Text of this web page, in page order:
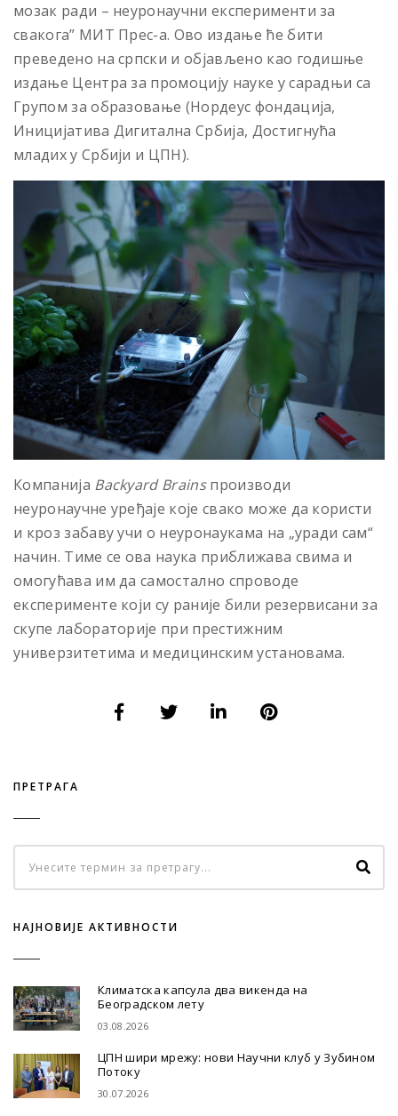
мозак ради – неуронаучни експерименти за
свакога” МИТ Прес-а. Ово издање ће бити
преведено на српски и објављено као годишње
издање Центра за промоцију науке у сарадњи са
Групом за образовање (Нордеус фондација,
Иницијатива Дигитална Србија, Достигнућа
младих у Србији и ЦПН).
Компанија BackyardBrainsпроизводи
неуронаучне уређаје које свако може да користи
и кроз забаву учи о неуронаукама на „уради сам“
начин. Тиме се ова наука приближава свима и
омогућава им да самостално спроводе
експерименте који су раније били резервисани за
скупе лабораторије при престижним
универзитетима и медицинским установама.
ПРЕТРАГА
НАЈНОВИЈЕ АКТИВНОСТИ
Климатска капсула два викенда на
Београдском лету
03.08.2026
ЦПН шири мрежу: нови Научни клуб у Зубином
Потоку
30.07.2026